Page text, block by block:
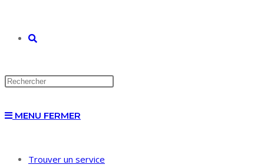
TOGGLE
MENU FERMER
Trouver un service